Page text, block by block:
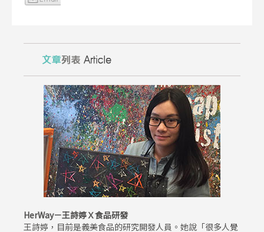
HerWay－王詩婷Ｘ食品研發
王詩婷，目前是義美食品的研究開發人員。她說「很多人覺